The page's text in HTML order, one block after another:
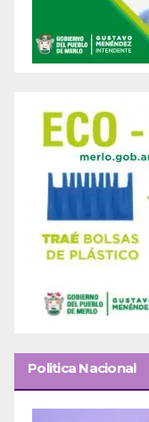
Politica Nacional